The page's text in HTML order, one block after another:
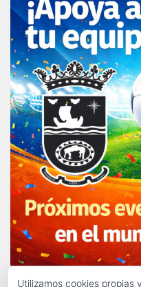
Utilizamos cookies propias